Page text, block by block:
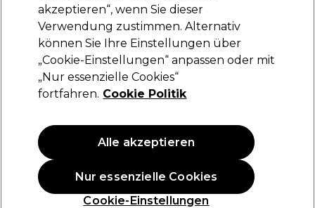
Sibel Haken Weiche Gummibänder x12
0
8,19 €
akzeptieren“, wenn Sie dieser
Verwendung zustimmen. Alternativ
können Sie Ihre Einstellungen über
„Cookie-Einstellungen“ anpassen oder mit
„Nur essenzielle Cookies“
fortfahren. Cookie Politik
Cookie-Einstellungen
Nur essenzielle Cookies
Alle akzeptieren